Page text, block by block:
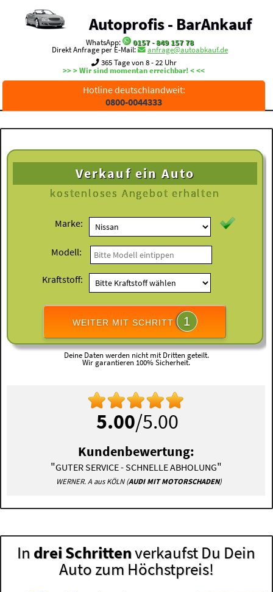
Autoprofis - BarAnkauf
WhatsApp:
0157 - 849 157 78
Direkt Anfrage per E-Mail:
anfrage@autoabkauf.de
365 Tage von 8 - 22 Uhr
>> > Wir sind momentan erreichbar! < <<
Hotline deutschlandweit:
0800-0044333
Verkauf ein Auto
kostenloses Angebot erhalten
Marke:
Modell:
Kraftstoff:
WEITER MIT SCHRITT 1
Deine Daten werden nicht mit Dritten geteilt.
Wir garantieren 100% Sicherheit.
5.00/5.00
Kundenbewertung:
"GUTER SERVICE - SCHNELLE ABHOLUNG"
WERNER. A aus KÖLN (AUDI MIT MOTORSCHADEN)
In drei Schrittenverkaufst Du Dein
Auto zum Höchstpreis!